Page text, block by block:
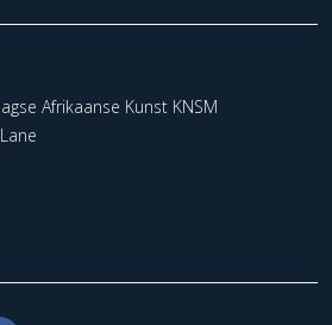
Afrikaanse Kunst KNSM